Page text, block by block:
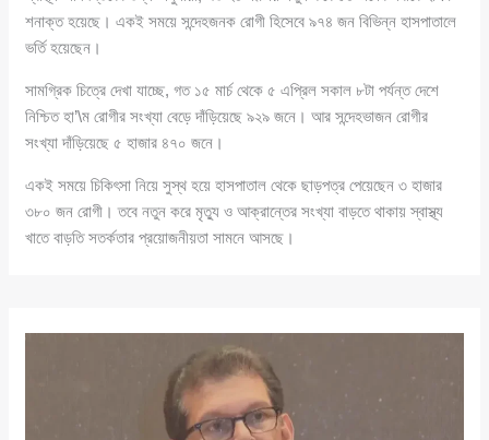
শনাক্ত হয়েছে। একই সময়ে সন্দেহজনক রোগী হিসেবে ৯৭৪ জন বিভিন্ন হাসপাতালে
ভর্তি হয়েছেন।
সামগ্রিক চিত্রে দেখা যাচ্ছে, গত ১৫ মার্চ থেকে ৫ এপ্রিল সকাল ৮টা পর্যন্ত দেশে
নিশ্চিত হা’\ম রোগীর সংখ্যা বেড়ে দাঁড়িয়েছে ৯২৯ জনে। আর সন্দেহভাজন রোগীর
সংখ্যা দাঁড়িয়েছে ৫ হাজার ৪৭০ জনে।
একই সময়ে চিকিৎসা নিয়ে সুস্থ হয়ে হাসপাতাল থেকে ছাড়পত্র পেয়েছেন ৩ হাজার
৩৮০ জন রোগী। তবে নতুন করে মৃত্যু ও আক্রান্তের সংখ্যা বাড়তে থাকায় স্বাস্থ্য
খাতে বাড়তি সতর্কতার প্রয়োজনীয়তা সামনে আসছে।